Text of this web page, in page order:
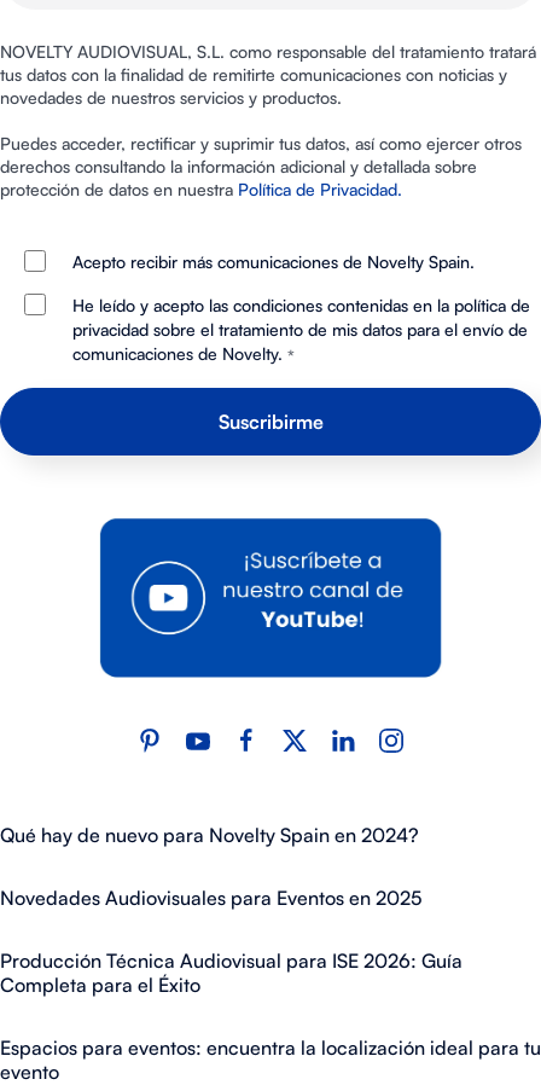
NOVELTY AUDIOVISUAL, S.L. como responsable del tratamiento tratará
tus datos con la finalidad de remitirte comunicaciones con noticias y
novedades de nuestros servicios y productos.
Puedes acceder, rectificar y suprimir tus datos, así como ejercer otros
derechos consultando la información adicional y detallada sobre
protección de datos en nuestra Política de Privacidad.
Acepto recibir más comunicaciones de Novelty Spain.
He leído y acepto las condiciones contenidas en la política de
privacidad sobre el tratamiento de mis datos para el envío de
comunicaciones de Novelty. *
Qué hay de nuevo para Novelty Spain en 2024?
Novedades Audiovisuales para Eventos en 2025
Producción Técnica Audiovisual para ISE 2026: Guía
Completa para el Éxito
Espacios para eventos: encuentra la localización ideal para tu
evento